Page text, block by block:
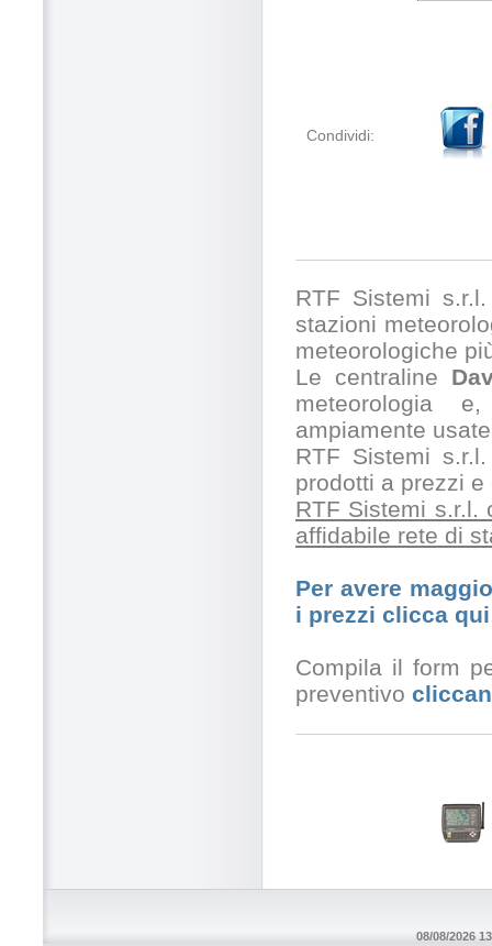
Condividi:
RTF Sistemi
stazioni
meteorologiche
Le centraline
meteorologia
ampiamente
RTF Sistemi
prodotti a prezzi
RTF Sistemi s.r.l.
affidabile rete di
Per avere
i prezzi clicca qui
Compila il form
preventivo
08/08/2026